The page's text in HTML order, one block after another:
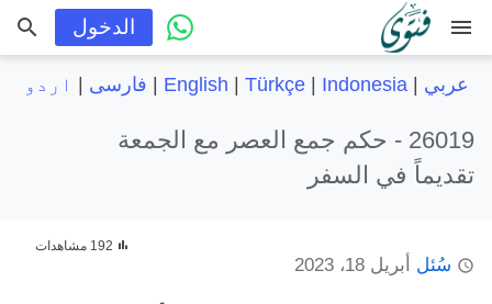
menu الدخول
عربي |
English Türkçe| Indonesia فارسی اردو
26019 -
حكم جمع العصر مع الجمعة
تقديماً في السفر
سُئل أبريل 18، 2023
192 مشاهدات